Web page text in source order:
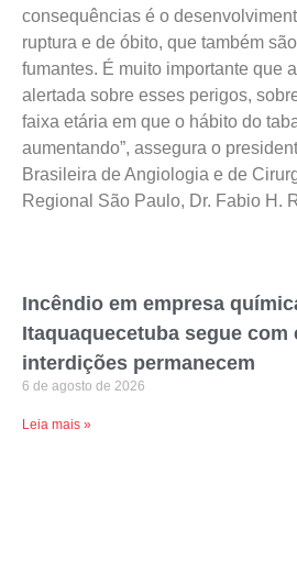
consequências é o
ruptura e de óbito, que também
fumantes. É muito importante que
alertada sobre esses perigos,
faixa etária em que o hábito do
aumentando”, assegura o
Brasileira de Angiologia e de
Regional São Paulo, Dr. Fabio H.
Incêndio em empresa
Itaquaquecetuba segue com
interdições permanecem
6 de agosto de 2026
Leia mais »